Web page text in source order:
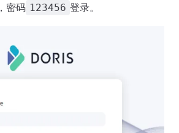
，密码 123456 登录。